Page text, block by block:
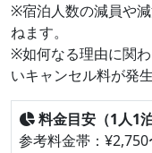
※宿泊人数の減員や
ねます。
※如何なる理由に関
いキャンセル料が発生
料金目安（1人1
参考料金帯：¥2,750